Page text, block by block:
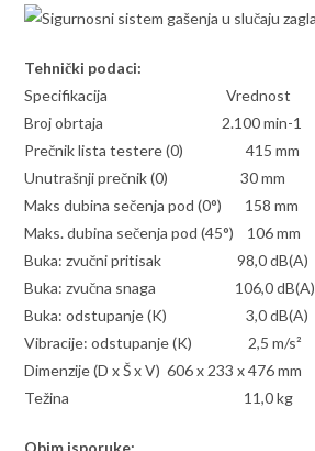
Tehnički podaci:
Specifikacija Vrednost
Broj obrtaja 2.100 min-1
Prečnik lista testere (0) 415 mm
Unutrašnji prečnik (0) 30 mm
Maks dubina sečenja pod (0°) 158 mm
Maks. dubina sečenja pod (45°) 106 mm
Buka: zvučni pritisak 98,0 dB(A)
Buka: zvučna snaga 106,0 dB(A)
Buka: odstupanje (K) 3,0 dB(A)
Vibracije: odstupanje (K) 2,5 m/s²
Dimenzije (D x Š x V) 606 x 233 x 476 mm
Težina 11,0 kg
Obim isporuke: